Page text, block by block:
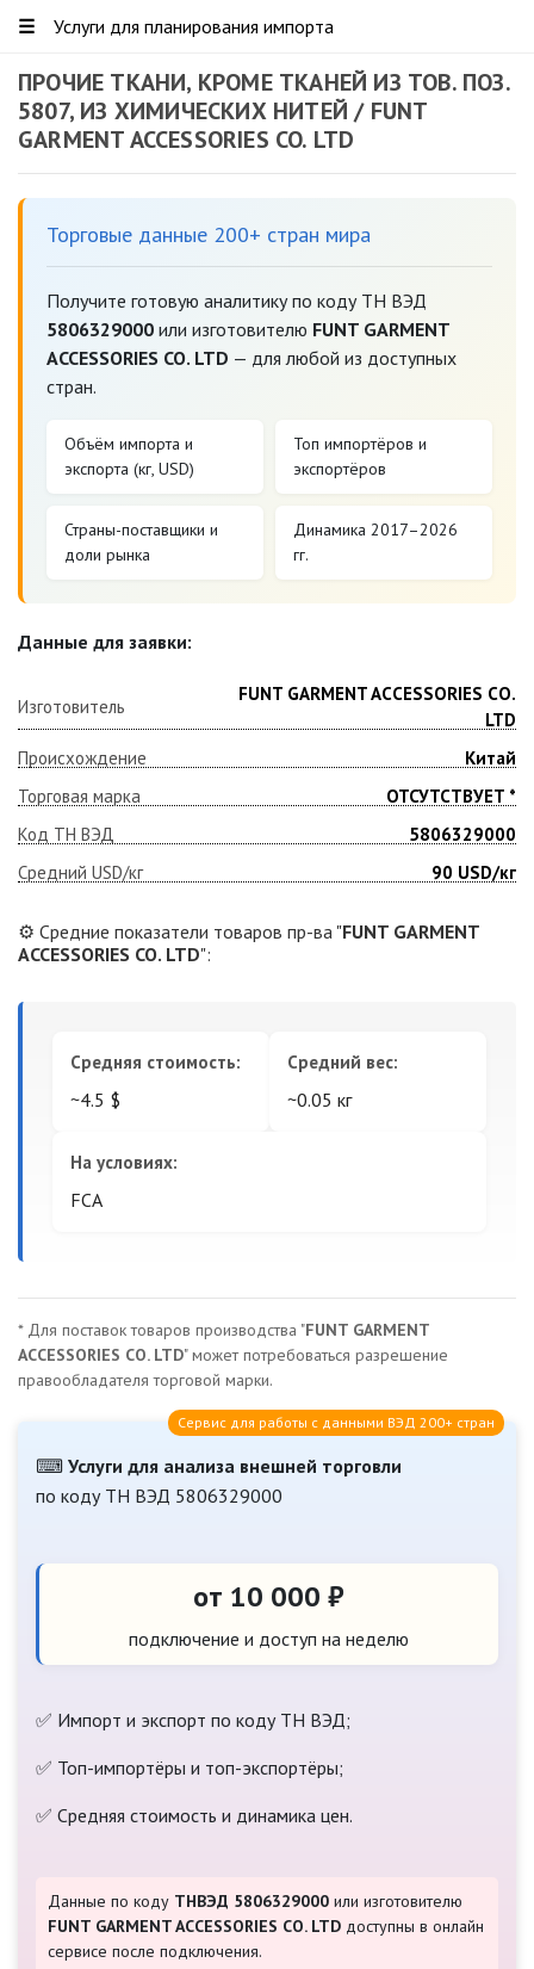
☰ Услуги для планирования импорта
ПРОЧИЕ ТКАНИ, КРОМЕ ТКАНЕЙ ИЗ ТОВ. ПОЗ.
5807, ИЗ ХИМИЧЕСКИХ НИТЕЙ / FUNT
GARMENT ACCESSORIES CO. LTD
Торговые данные 200+ стран мира
Получите готовую аналитику по коду ТН ВЭД
5806329000 или изготовителю FUNT GARMENT
ACCESSORIES CO. LTD — для любой из доступных
стран.
Объём импорта и
экспорта (кг, USD)
Топ импортёров и
экспортёров
Страны-поставщики и
доли рынка
Динамика 2017–2026
гг.
Данные для заявки:
Изготовитель
FUNT GARMENT ACCESSORIES CO.
LTD
Происхождение
Китай
Торговая марка
ОТСУТСТВУЕТ *
Код ТН ВЭД
5806329000
Средний USD/кг
90 USD/кг
⚙️ Средние показатели товаров пр-ва "FUNT GARMENT
ACCESSORIES CO. LTD":
Средняя стоимость:
~4.5 $
Средний вес:
~0.05 кг
На условиях:
FCA
* Для поставок товаров производства "FUNT GARMENT
ACCESSORIES CO. LTD" может потребоваться разрешение
правообладателя торговой марки.
⌨ Услуги для анализа внешней торговли
по коду ТН ВЭД 5806329000
Сервис для работы с данными ВЭД 200+ стран
от 10 000 ₽
подключение и доступ на неделю
✅ Импорт и экспорт по коду ТН ВЭД;
✅ Топ-импортёры и топ-экспортёры;
✅ Средняя стоимость и динамика цен.
Данные по коду ТНВЭД 5806329000 или изготовителю
FUNT GARMENT ACCESSORIES CO. LTD доступны в онлайн
сервисе после подключения.